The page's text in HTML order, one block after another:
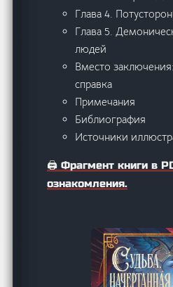
Глава 4.
Глава 5.
людей
Вместо
справка
Примечания
Библиография
Источники
🖨️ Фрагмент книги в
ознакомления.